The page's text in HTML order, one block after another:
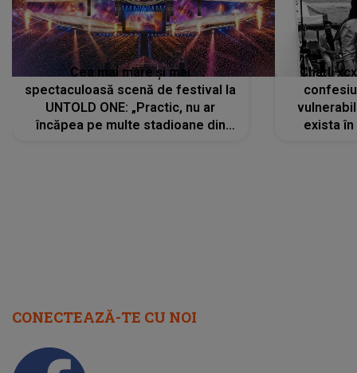
Cea mai mare și mai
spectaculoasă scenă de festival la
UNTOLD ONE: „Practic, nu ar
încăpea pe multe stadioane din
Charli
exista
CONECTEAZĂ-TE CU NOI